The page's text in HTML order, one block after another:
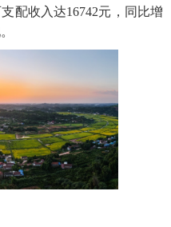
配收入达16742元，同比增